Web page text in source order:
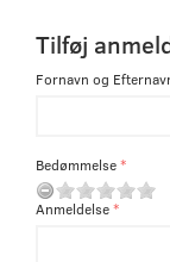
Tilføj
Fornavn og
Bedømmelse
Anmeldelse